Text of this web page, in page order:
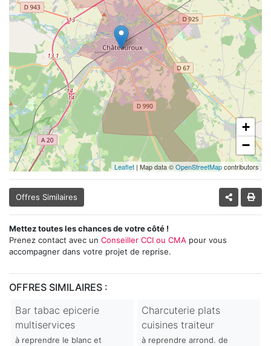
+
−
Leaflet | Map data ©OpenStreetMapcontributors
Offres Similaires
Mettez toutes les chances de votre côté !
Prenez contact avec un Conseiller CCI ou CMA pour vous
accompagner dans votre projet de reprise.
OFFRES SIMILAIRES :
Bar tabac epicerie
multiservices
à reprendre le blanc et
Charcuterie plats
cuisines traiteur
à reprendre arrond. de